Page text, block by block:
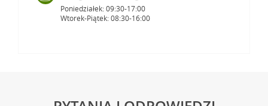
Poniedziałek: 09:30-17:00
Wtorek-Piątek: 08:30-16:00